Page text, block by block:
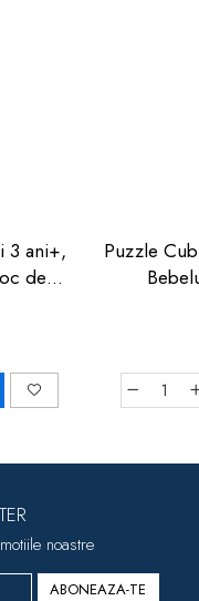
3 ani+,
de
Puzzle
noastre